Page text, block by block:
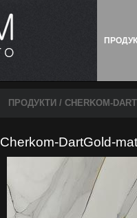
ПРОДУКТИ / CHERKOM-
Cherkom-DartGold-